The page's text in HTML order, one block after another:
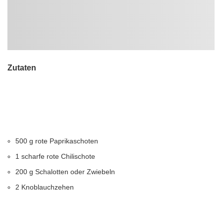
Zutaten
500 g rote Paprikaschoten
1 scharfe rote Chilischote
200 g Schalotten oder Zwiebeln
2 Knoblauchzehen